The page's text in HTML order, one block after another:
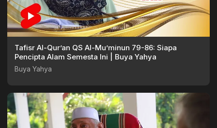
Tafisr Al-Qur’an QS Al-Mu’minun 79-86: Siapa
Pencipta Alam Semesta Ini | Buya Yahya
Buya Yahya